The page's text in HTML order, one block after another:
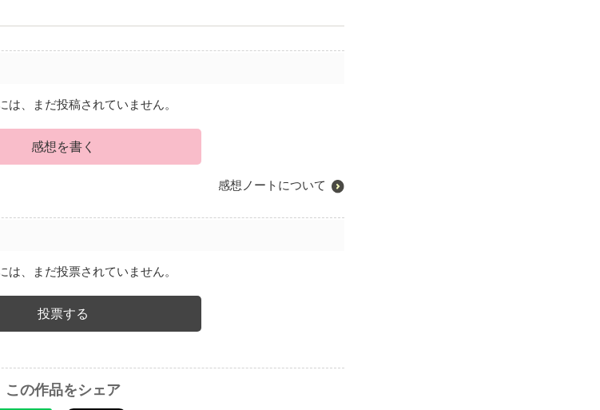
は、まだ投稿されていません。
感想を書く
感想ノートについて
は、まだ投票されていません。
投票する
この作品をシェア